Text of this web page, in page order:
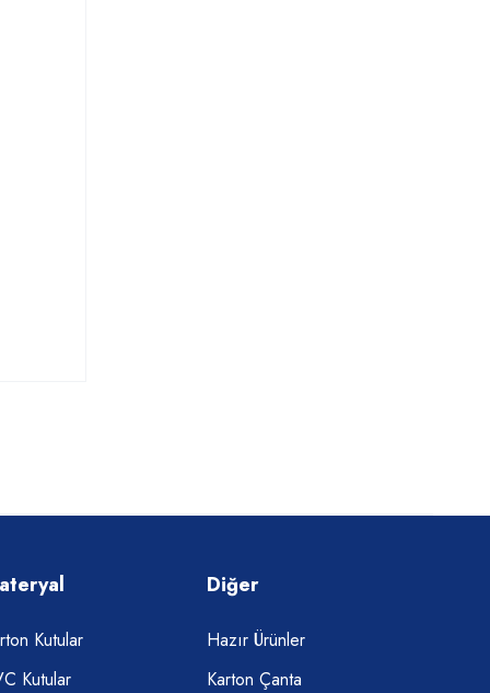
Kutular
Kutular
Diğer
Hazır Ürünler
Karton Çanta